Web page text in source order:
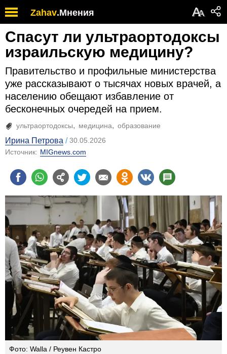
Zahav.Мнения АА
Спасут ли ультраортодоксы
израильскую медицину?
Правительство и профильные министерства
уже рассказывают о тысячах новых врачей, а
населению обещают избавление от
бесконечных очередей на прием.
ультраортодоксы медицина образование
Ирина Петрова
30.05.2026
Источник: MIGnews.com
Фото: Walla / Реувен Кастро